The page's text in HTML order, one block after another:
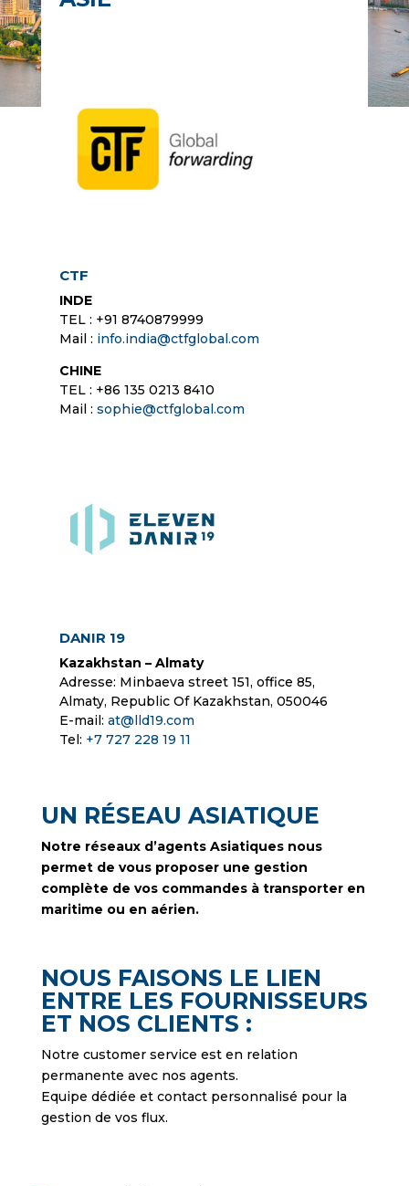
CTF
INDE
TEL : +91 8740879999
Mail : info.india@ctfglobal.com
CHINE
TEL : +86 135 0213 8410
Mail : sophie@ctfglobal.com
DANIR 19
Kazakhstan – Almaty
Adresse: Minbaeva street 151, office 85,
Almaty, Republic Of Kazakhstan, 050046
E-mail: at@lld19.com
Tel: +7 727 228 19 11
UN RÉSEAU ASIATIQUE
Notre réseaux d’agents Asiatiques nous
permet de vous proposer une gestion
complète de vos commandes à transporter en
maritime ou en aérien.
NOUS FAISONS LE LIEN
ENTRE LES FOURNISSEURS
ET NOS CLIENTS :
Notre customer service est en relation
permanente avec nos agents.
Equipe dédiée et contact personnalisé pour la
gestion de vos flux.